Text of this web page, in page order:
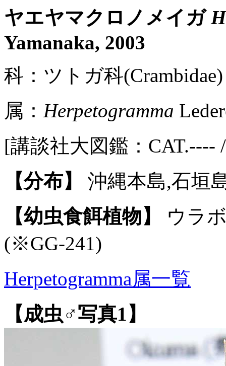
ヤエヤマクロノメイガ
Yamanaka, 2003
科：ツトガ科
属： Herpetogramma
[講談社大図鑑：CAT.----
【分布】
沖縄本島,石垣
【幼虫食餌植物】
ウラ
(※GG-241)
Herpetogramma属一覧
【成虫♂写真1】